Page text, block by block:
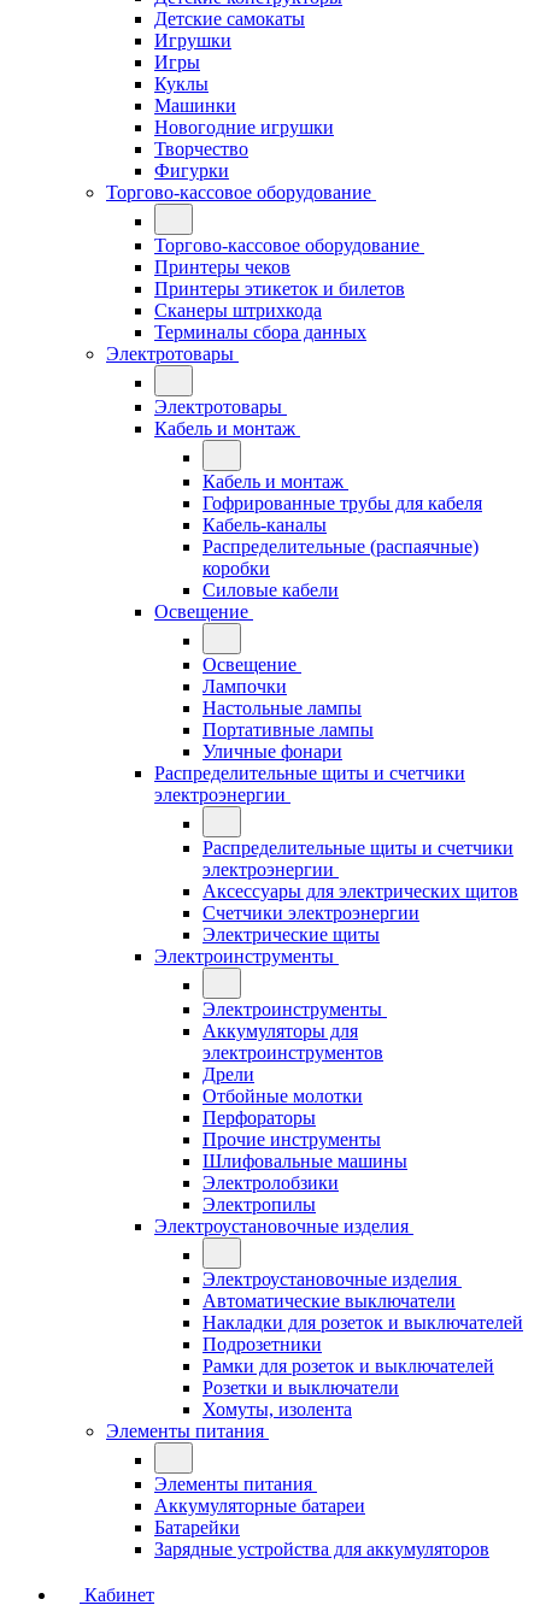
Детские самокаты
Игрушки
Игры
Куклы
Машинки
Новогодние игрушки
Творчество
Фигурки
Торгово-кассовое оборудование
Торгово-кассовое оборудование
Принтеры чеков
Принтеры этикеток и билетов
Сканеры штрихкода
Терминалы сбора данных
Электротовары
Электротовары
Кабель и монтаж
Кабель и монтаж
Гофрированные трубы для кабеля
Кабель-каналы
Распределительные (распаячные)
коробки
Силовые кабели
Освещение
Освещение
Лампочки
Настольные лампы
Портативные лампы
Уличные фонари
Распределительные щиты и счетчики
электроэнергии
Распределительные щиты и счетчики
электроэнергии
Аксессуары для электрических щитов
Счетчики электроэнергии
Электрические щиты
Электроинструменты
Электроинструменты
Аккумуляторы для
электроинструментов
Дрели
Отбойные молотки
Перфораторы
Прочие инструменты
Шлифовальные машины
Электролобзики
Электропилы
Электроустановочные изделия
Электроустановочные изделия
Автоматические выключатели
Накладки для розеток и выключателей
Подрозетники
Рамки для розеток и выключателей
Розетки и выключатели
Хомуты, изолента
Элементы питания
Элементы питания
Аккумуляторные батареи
Батарейки
Зарядные устройства для аккумуляторов
Кабинет